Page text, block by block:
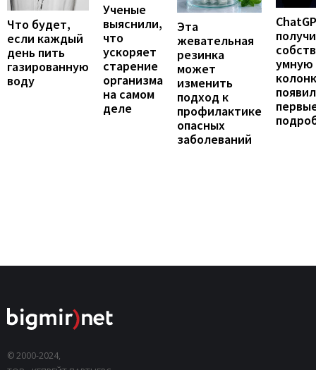
Что будет,
если каждый
день пить
газированную
воду
Ученые
выяснили,
что
ускоряет
старение
организма
на самом
деле
Эта
жевательная
резинка
может
изменить
подход к
профилактике
опасных
заболеваний
умную
© 2000-2024,